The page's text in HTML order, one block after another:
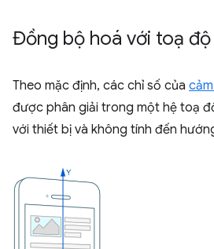
Đồng bộ hoá với toạ độ
Theo mặc định, các chỉ số của
được phân giải trong một hệ toạ
với thiết bị và không tính đến